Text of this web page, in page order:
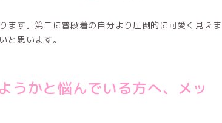
ます。第二に普段着の自分より圧倒的に可愛く見えま
と思います。
うかと悩んでいる方へ、メッ